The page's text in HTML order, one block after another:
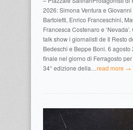
2026: Simona Ventura e Giovanni
Bartoletti, Enrico Franceschini,
Francesca Costenaro e
talk show i giornalisti de Il Resto
Bedeschi e Beppe Boni. 6 agosto
finale nel giorno di Ferragosto
34° edizione della…read more →